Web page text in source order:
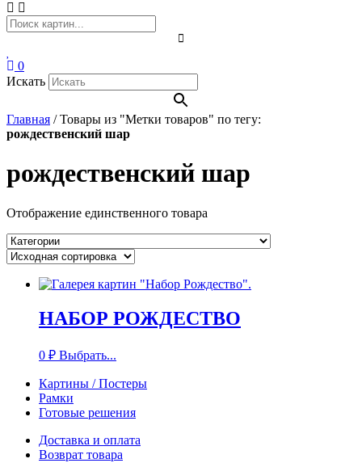
0
Искать
Главная /Товары из "Метки товаров" по тегу:
рождественский шар
рождественский шар
Отображение единственного товара
НАБОР РОЖДЕСТВО
0 ₽ Выбрать...
Картины / Постеры
Рамки
Готовые решения
Доставка и оплата
Возврат товара